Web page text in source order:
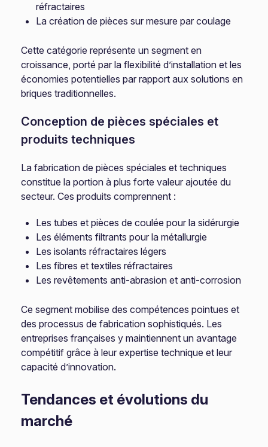
réfractaires
La création de pièces sur mesure par coulage
Cette catégorie représente un segment en
croissance, porté par la flexibilité d’installation et les
économies potentielles par rapport aux solutions en
briques traditionnelles.
Conception de pièces spéciales et
produits techniques
La fabrication de pièces spéciales et techniques
constitue la portion à plus forte valeur ajoutée du
secteur. Ces produits comprennent :
Les tubes et pièces de coulée pour la sidérurgie
Les éléments filtrants pour la métallurgie
Les isolants réfractaires légers
Les fibres et textiles réfractaires
Les revêtements anti-abrasion et anti-corrosion
Ce segment mobilise des compétences pointues et
des processus de fabrication sophistiqués. Les
entreprises françaises y maintiennent un avantage
compétitif grâce à leur expertise technique et leur
capacité d’innovation.
Tendances et évolutions du
marché